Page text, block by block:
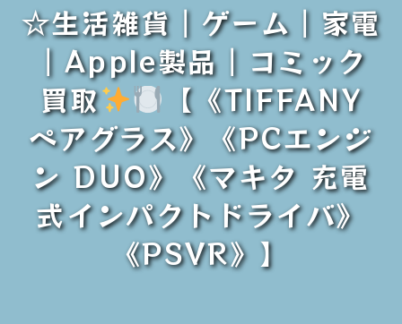
☆生活雑貨｜ゲーム｜家電
｜Apple製品｜コミック
買取
【《TIFFANY
ペアグラス》《PCエンジ
ン DUO》《マキタ 充電
式インパクトドライバ》
《PSVR》】